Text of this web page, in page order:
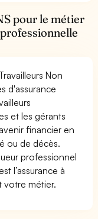
pour le métier
Non
d'assurance
et les gérants
financier en
ou de décès.
professionnel
l’assurance à
votre métier.